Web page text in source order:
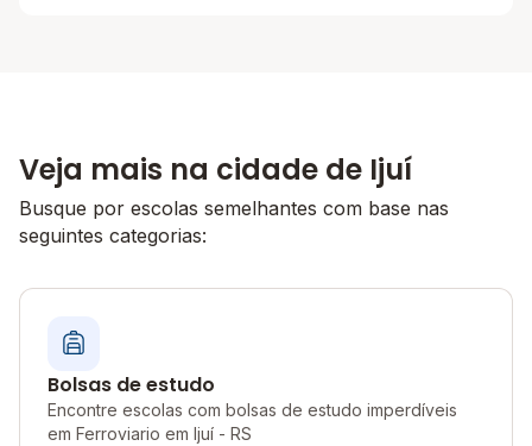
Veja mais na cidade de Ijuí
Busque por escolas semelhantes com base nas
seguintes categorias:
Bolsas de estudo
Encontre escolas com bolsas de estudo imperdíveis
em Ferroviario em Ijuí - RS